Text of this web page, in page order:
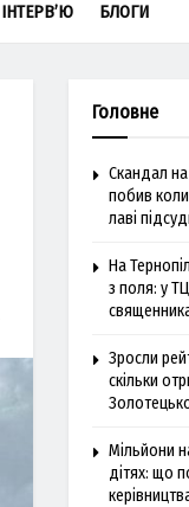
ІНТЕРВ’Ю БЛОГИ
Головне
Скандал
побив
лаві
На
з поля: у
Зросли
скільки
Мільйони
дітях: що